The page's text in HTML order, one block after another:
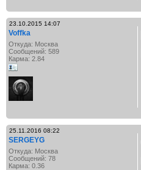
23.10.2015 14:07
Voffka
Откуда: Москва
Сообщений: 589
Карма: 2.84
25.11.2016 08:22
SERGEYG
Откуда: Москва
Сообщений: 78
Карма: 0.36